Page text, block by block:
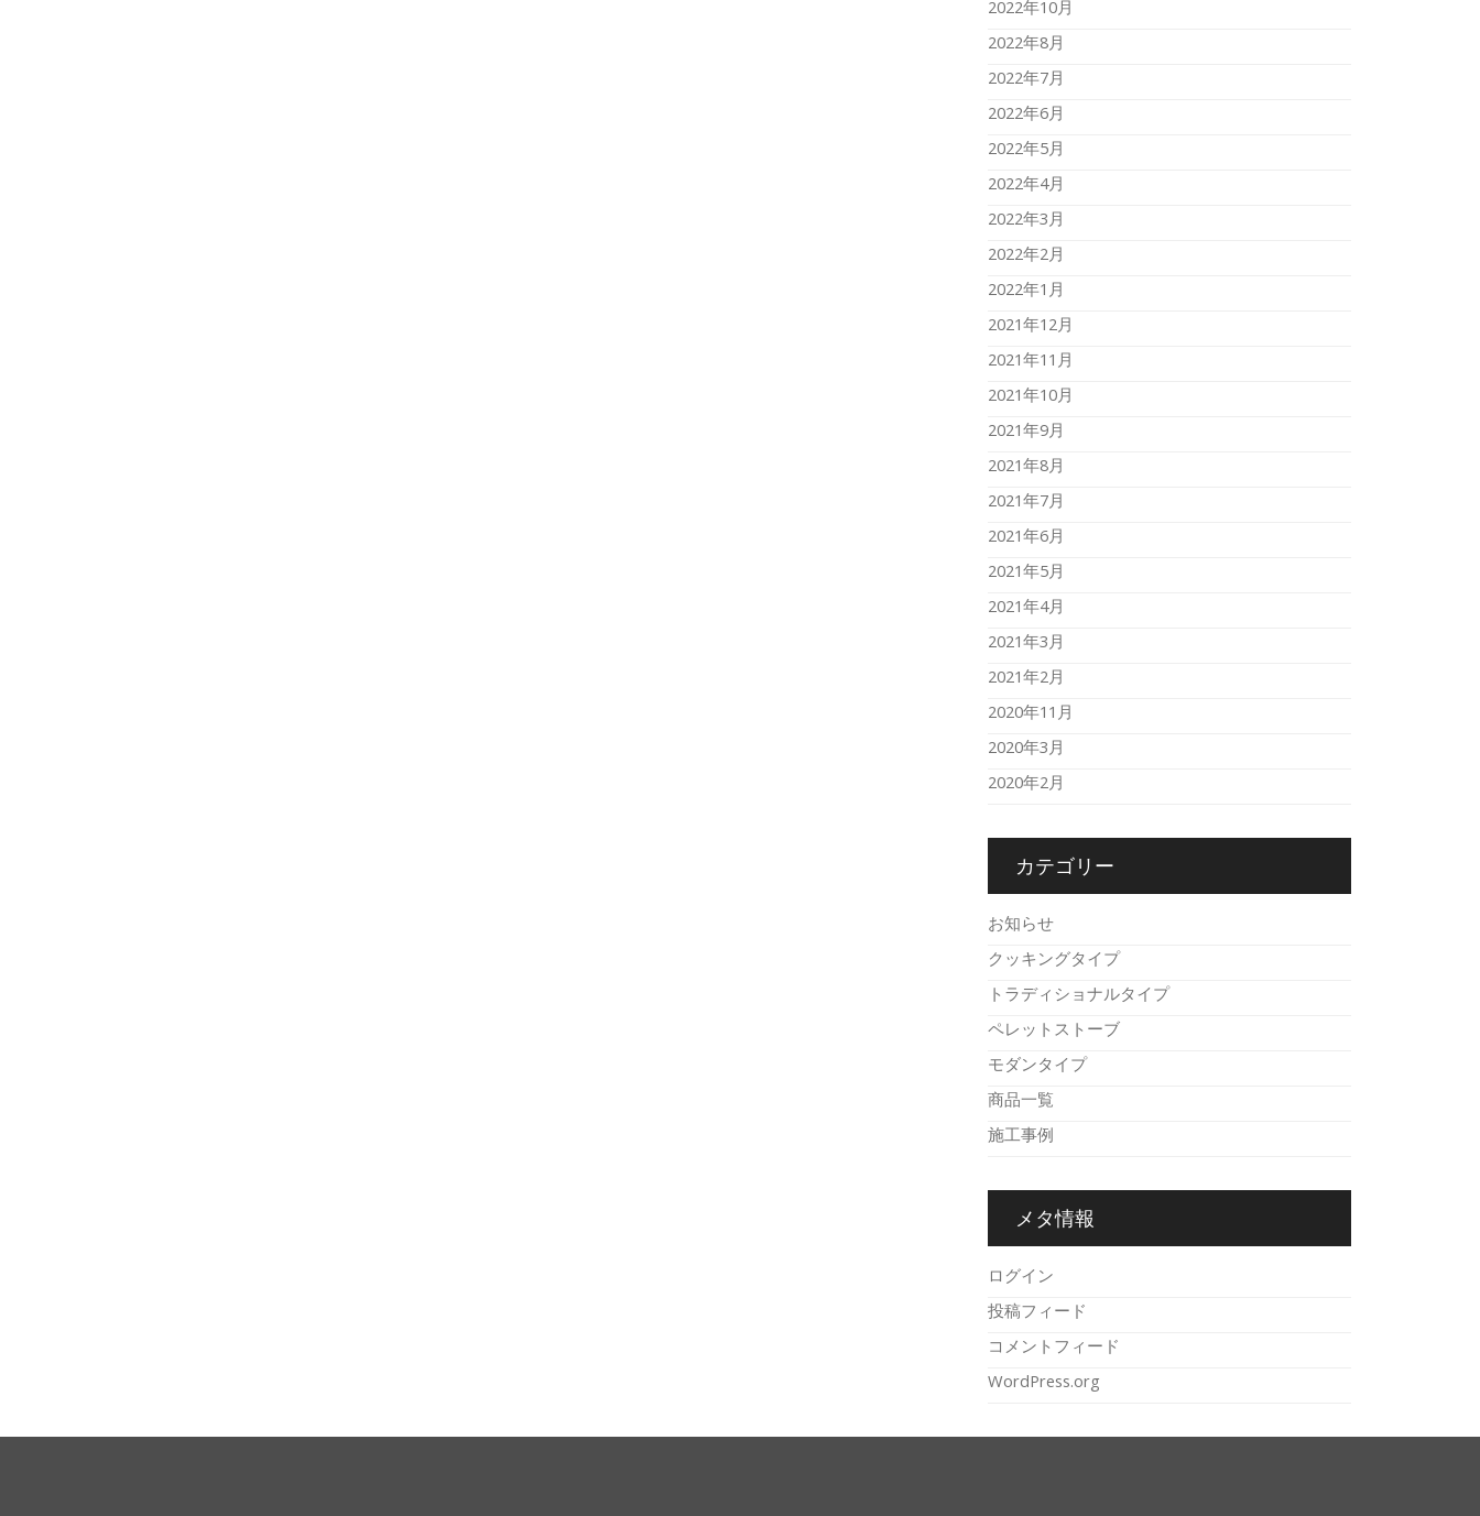
2022年10月
2022年8月
2022年7月
2022年6月
2022年5月
2022年4月
2022年3月
2022年2月
2022年1月
2021年12月
2021年11月
2021年10月
2021年9月
2021年8月
2021年7月
2021年6月
2021年5月
2021年4月
2021年3月
2021年2月
2020年11月
2020年3月
2020年2月
カテゴリー
お知らせ
クッキングタイプ
トラディショナルタイプ
ペレットストーブ
モダンタイプ
商品一覧
施工事例
メタ情報
ログイン
投稿フィード
コメントフィード
WordPress.org